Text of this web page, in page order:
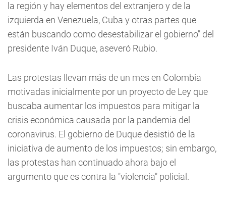
la región y hay elementos del extranjero y de la
izquierda en Venezuela, Cuba y otras partes que
están buscando como desestabilizar el gobierno" del
presidente Iván Duque, aseveró Rubio.
Las protestas llevan más de un mes en Colombia
motivadas inicialmente por un proyecto de Ley que
buscaba aumentar los impuestos para mitigar la
crisis económica causada por la pandemia del
coronavirus. El gobierno de Duque desistió de la
iniciativa de aumento de los impuestos; sin embargo,
las protestas han continuado ahora bajo el
argumento que es contra la "violencia" policial.